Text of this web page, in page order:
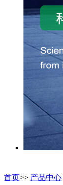
首页>> 产品中心